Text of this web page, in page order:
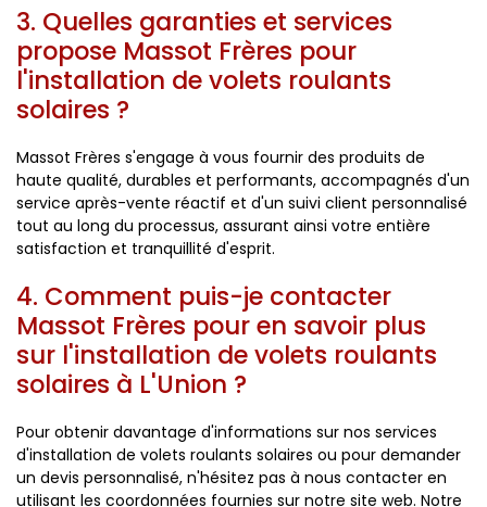
3. Quelles garanties et services
propose Massot Frères pour
l'installation de volets roulants
solaires ?
Massot Frères s'engage à vous fournir des produits de
haute qualité, durables et performants, accompagnés d'un
service après-vente réactif et d'un suivi client personnalisé
tout au long du processus, assurant ainsi votre entière
satisfaction et tranquillité d'esprit.
4. Comment puis-je contacter
Massot Frères pour en savoir plus
sur l'installation de volets roulants
solaires à L'Union ?
Pour obtenir davantage d'informations sur nos services
d'installation de volets roulants solaires ou pour demander
un devis personnalisé, n'hésitez pas à nous contacter en
utilisant les coordonnées fournies sur notre site web. Notre